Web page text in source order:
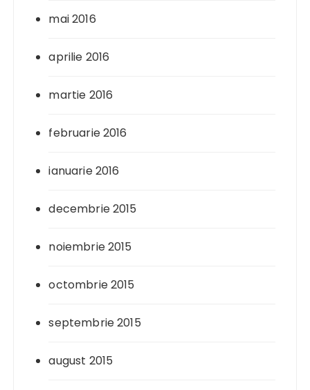
mai 2016
aprilie 2016
martie 2016
februarie 2016
ianuarie 2016
decembrie 2015
noiembrie 2015
octombrie 2015
septembrie 2015
august 2015